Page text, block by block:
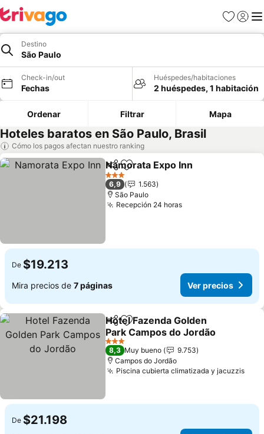
Favoritos
Iniciar
Destino
São Paulo
Check-in/out
Fechas
Huéspedes/habitaciones
2 huéspedes, 1 habitación
Ordenar Filtrar Mapa
Hoteles baratos en São Paulo, Brasil
Cómo los pagos afectan nuestro ranking
CompartirAgregar a favoritos
Namorata Expo Inn
3 Estrellas
6,9
1.563
São Paulo
Recepción 24 horas
De $19.213
Mira precios de 7 páginas Ver precios
CompartirAgregar a favoritos
Hotel Fazenda Golden
Park Campos do Jordão
3 Estrellas
8,3 Muy bueno
9.753
Campos do Jordão
Piscina cubierta climatizada y jacuzzis
De $21.198